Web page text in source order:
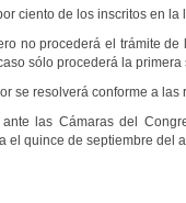
ciento de los inscritos en la
no procederá el trámite
sólo procederá la primera
se resolverá conforme a
las Cámaras del
quince de septiembre del